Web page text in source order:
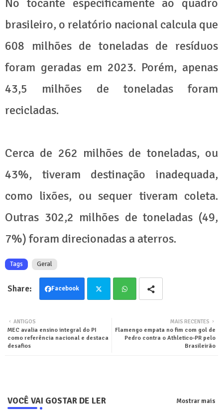
No tocante especificamente ao quadro
brasileiro, o relatório nacional calcula que
608 milhões de toneladas de resíduos
foram geradas em 2023. Porém, apenas
43,5 milhões de toneladas foram
recicladas.
Cerca de 262 milhões de toneladas, ou
43%, tiveram destinação inadequada,
como lixões, ou sequer tiveram coleta.
Outras 302,2 milhões de toneladas (49,
7%) foram direcionadas a aterros.
Tags Geral
Facebook
ter tsa
MAIS RECENTES
Flamengo empata no fim com gol de
Pedro contra o Athletico-PR pelo
Brasileirão
ANTIGOS
MEC avalia ensino integral do PI
como referência nacional e destaca
desafios
VOCÊ VAI GOSTAR DE LER Mostrar mais